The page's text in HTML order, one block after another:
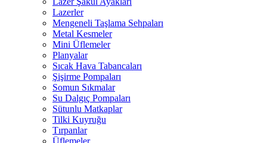
Lazerler
Mengeneli Taşlama Sehpaları
Metal Kesmeler
Mini Üflemeler
Planyalar
Sıcak Hava Tabancaları
Şişirme Pompaları
Somun Sıkmalar
Su Dalgıç Pompaları
Sütunlu Matkaplar
Tilki Kuyruğu
Tırpanlar
Üflemeler